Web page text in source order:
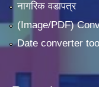
नागरिक वडापत्र
(Image/PDF)
Date converter tool